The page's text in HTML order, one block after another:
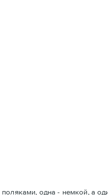
одна - немкой, а